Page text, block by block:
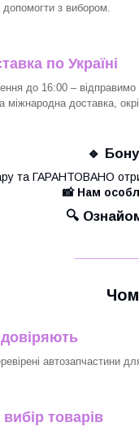
з вибором.
по Україні
до 16:00 –
міжнародна доставка,
🔹
та ГАРАНТОВАНО
📸 Нам
🔍
довіряють
автозапчастини
товарів